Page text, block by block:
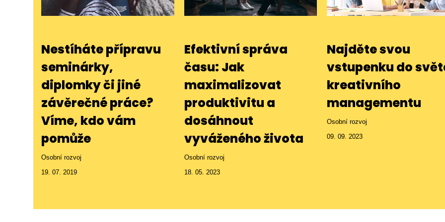
Nestíháte přípravu
seminárky,
diplomky či jiné
závěrečné práce?
Víme, kdo vám
pomůže
Osobní rozvoj
19. 07. 2019
Efektivní správa
času: Jak
maximalizovat
produktivitu a
dosáhnout
vyváženého života
Osobní rozvoj
18. 05. 2023
Najděte svou
vstupenku do
kreativního
managementu
Osobní rozvoj
09. 09. 2023